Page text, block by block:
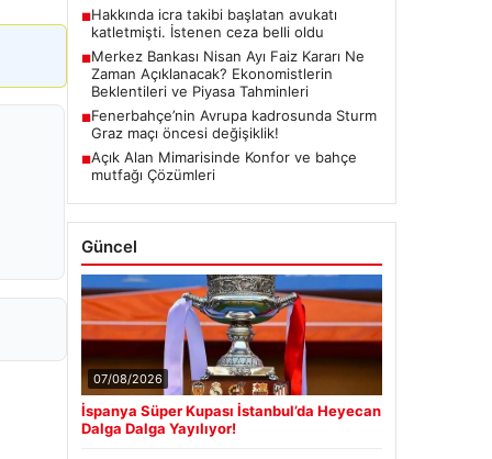
■Hakkında icra takibi başlatan avukatı
katletmişti. İstenen ceza belli oldu
■Merkez Bankası Nisan Ayı Faiz Kararı Ne
Zaman Açıklanacak? Ekonomistlerin
Beklentileri ve Piyasa Tahminleri
■Fenerbahçe’nin Avrupa kadrosunda Sturm
Graz maçı öncesi değişiklik!
■Açık Alan Mimarisinde Konfor ve bahçe
mutfağı Çözümleri
Güncel
07/08/2026
İspanya Süper Kupası İstanbul’da Heyecan
Dalga Dalga Yayılıyor!